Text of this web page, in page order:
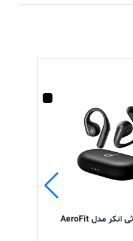
هدفون بلوتوثی انکر مدل AeroFit